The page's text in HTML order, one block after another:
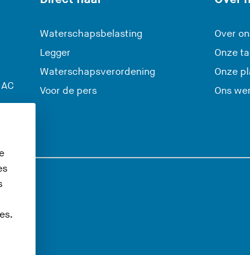
.
Waterschapsbelasting
Legger
Waterschapsverordening
Voor de pers
Over
Onze
Onze
Ons